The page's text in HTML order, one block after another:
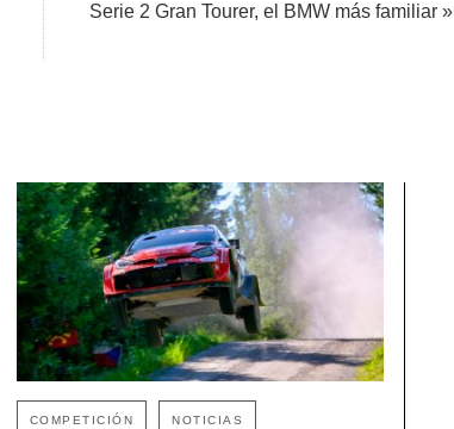
Serie 2 Gran Tourer, el BMW más familiar »
COMPETICIÓN NOTICIAS